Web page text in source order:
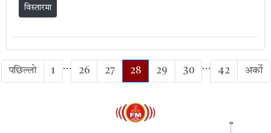
विस्तारमा
पछिल्लो 1 … 26 27 28 29 30 … 42 अर्को